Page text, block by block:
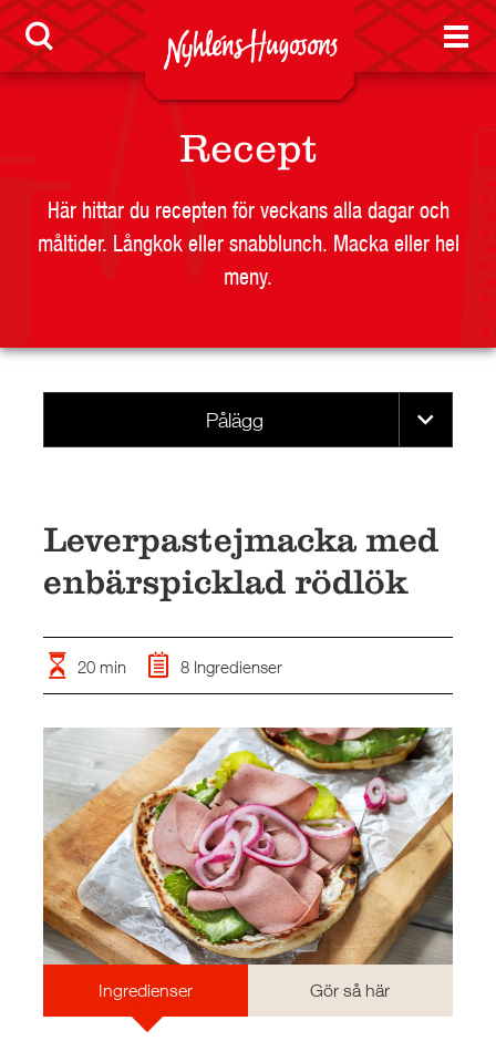
Jobb
Nyheter
BUTIKSSIDA
SKOLA
JOBB
KONTAKT
Recept
Här hittar du recepten för veckans alla dagar och
måltider. Långkok eller snabblunch. Macka eller hel
meny.
Pålägg
Leverpastejmacka med
enbärspicklad rödlök
20 min 8 Ingredienser
Ingredienser Gör så här